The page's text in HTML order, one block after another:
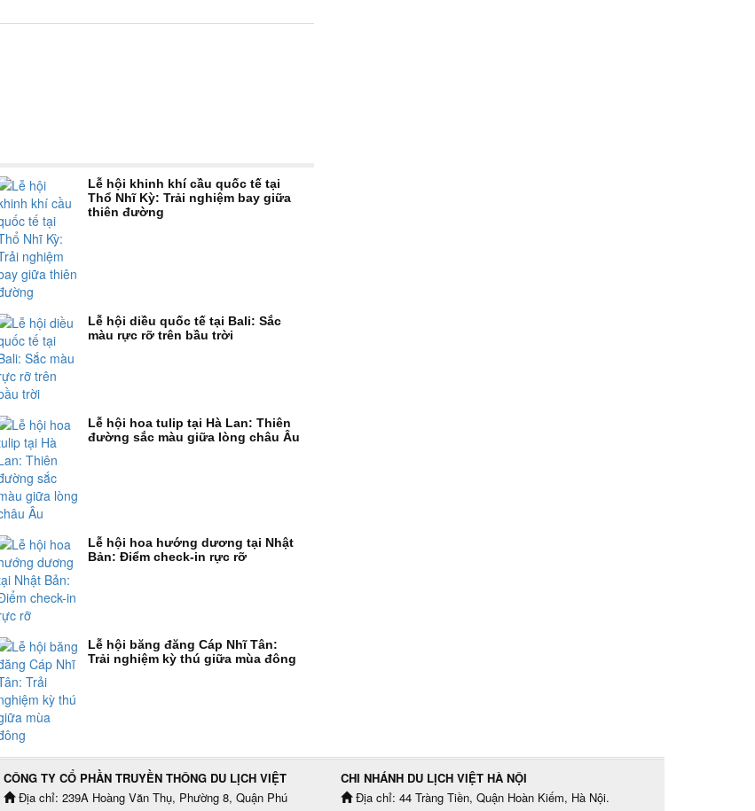
Lễ hội khinh khí cầu quốc tế tại
Thổ Nhĩ Kỳ: Trải nghiệm bay giữa
thiên đường
Lễ hội diều quốc tế tại Bali: Sắc
màu rực rỡ trên bầu trời
Lễ hội hoa tulip tại Hà Lan: Thiên
đường sắc màu giữa lòng châu Âu
Lễ hội hoa hướng dương tại Nhật
Bản: Điểm check-in rực rỡ
Lễ hội băng đăng Cáp Nhĩ Tân:
Trải nghiệm kỳ thú giữa mùa đông
CÔNG TY CỔ PHẦN TRUYỀN THÔNG DU LỊCH VIỆT
Địa chỉ: 239A Hoàng Văn Thụ, Phường 8, Quận Phú
CHI NHÁNH DU LỊCH VIỆT HÀ NỘI
Địa chỉ: 44 Tràng Tiền, Quận Hoàn Kiếm, Hà Nội.